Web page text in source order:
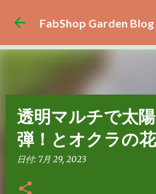
スキップしてメイ
FabShop Garden Blog
透明マルチで太
弾！とオクラの花
日付: 7月 29, 2023